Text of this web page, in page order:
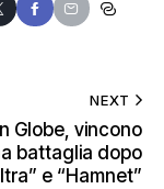
NEXT
Globe, vincono
battaglia dopo
e “Hamnet”